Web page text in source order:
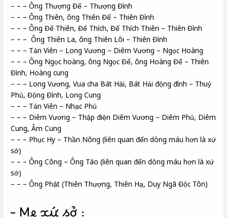
– – – Ông Thượng Đế – Thượng Đình
– – – Ông Thiên, ông Thiên Đế – Thiên Đình
– – – Ông Đế Thiên, Đế Thích, Đế Thích Thiên – Thiên Đình
– – – Ông Thiên La, ông Thiên Lôi – Thiên Đình
– – – Tản Viên – Long Vương – Diêm Vương – Ngọc Hoàng
– – – Ông Ngọc hoàng, ông Ngọc Đế, ông Hoàng Đế – Thiên
Đình, Hoàng cung
– – – Long Vương, Vua cha Bát Hải, Bát Hải động đình – Thuỷ
Phủ, Động Đình, Long Cung
– – – Tản Viên – Nhạc Phủ
– – – Diêm Vương – Thập điện Diêm Vương – Diêm Phủ, Diêm
Cung, Âm Cung
– – – Phục Hy – Thần Nông (liên quan đến dòng máu hơn là xứ
sở)
– – – Ông Công – Ông Táo (liên quan đến dòng máu hơn là xứ
sở)
– – – Ông Phật (Thiên Thượng, Thiên Hạ, Duy Ngã Độc Tôn)